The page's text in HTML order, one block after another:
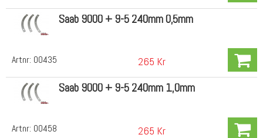
Artnr: 00435
Saab 9000 + 9-5 240mm 0,5mm
265 Kr
Artnr: 00458
Saab 9000 + 9-5 240mm 1,0mm
265 Kr